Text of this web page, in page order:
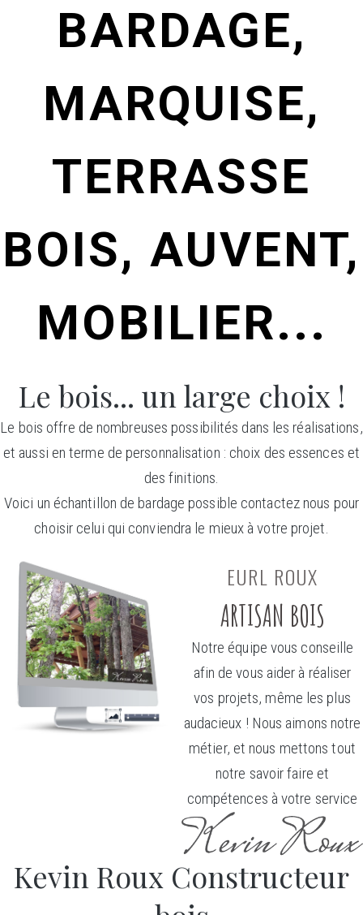
BARDAGE,
MARQUISE,
TERRASSE
BOIS, AUVENT,
MOBILIER...
Le bois... un large choix !
Le bois offre de nombreuses possibilités dans les réalisations,
et aussi en terme de personnalisation : choix des essences et
des finitions.
Voici un échantillon de bardage possible contactez nous pour
choisir celui qui conviendra le mieux à votre projet.
EURL ROUX
ARTISAN BOIS
Notre équipe vous conseille
afin de vous aider à réaliser
vos projets, même les plus
audacieux ! Nous aimons notre
métier, et nous mettons tout
notre savoir faire et
compétences à votre service
Kevin Roux Constructeur